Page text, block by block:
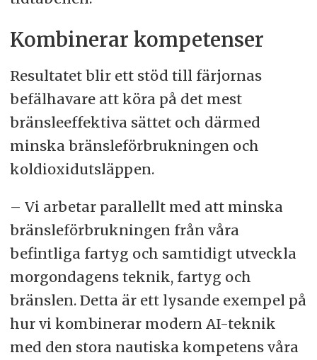
Kombinerar kompetenser
Resultatet blir ett stöd till färjornas
befälhavare att köra på det mest
bränsleeffektiva sättet och därmed
minska bränsleförbrukningen och
koldioxidutsläppen.
– Vi arbetar parallellt med att minska
bränsleförbrukningen från våra
befintliga fartyg och samtidigt utveckla
morgondagens teknik, fartyg och
bränslen. Detta är ett lysande exempel på
hur vi kombinerar modern AI-teknik
med den stora nautiska kompetens våra